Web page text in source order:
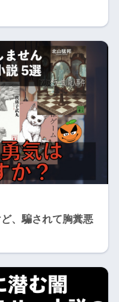
、騙されて胸糞悪